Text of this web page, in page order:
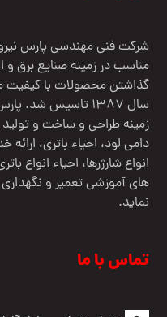
شرکت فنی مهندسي پارس نيرو
مناسب در زمینه صنایع برق و
گذاشتن محصولات با کیفیت
سال 1387 تاسیس
زمینه طراحی و ساخت و تولید
دامی لود، احیاء باتری،
انواع شارژرها، احیاء انواع
های آموزشی تعمیر و نگهداری
نماید.
تماس با ما